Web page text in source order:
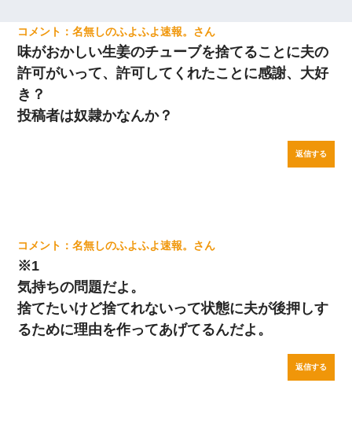
名無しのふよふよ速報。
味がおかしい生姜のチューブを捨てることに夫の
許可がいって、許可してくれたことに感謝、大好
き？
投稿者は奴隷かなんか？
返信する
名無しのふよふよ速報。
※1
気持ちの問題だよ。
捨てたいけど捨てれないって状態に夫が後押しす
るために理由を作ってあげてるんだよ。
返信する